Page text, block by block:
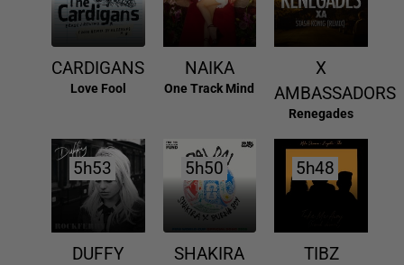
CARDIGANS
Love Fool
NAIKA
One Track Mind
X
AMBASSADORS
Renegades
5h53
5h53
DUFFY
5h50
5h50
SHAKIRA
5h48
5h48
TIBZ